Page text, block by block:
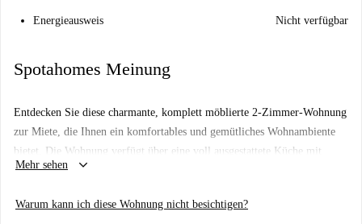
Energieausweis Nicht verfügbar
Spotahomes Meinung
Entdecken Sie diese charmante, komplett möblierte 2-Zimmer-Wohnung
zur Miete, die Ihnen ein komfortables und gemütliches Wohnambiente
bietet. Die Wohnung verfügt über eine voll ausgestattete Küche mit
Geschirrspüler und einen privaten Balkon oder eine Terrasse – ideal zum
und elektrischer Heizung ist ganzjähriger Komfort garantiert.
Mehr sehen keyboard_arrow_down
Warum kann ich diese Wohnung nicht besichtigen?